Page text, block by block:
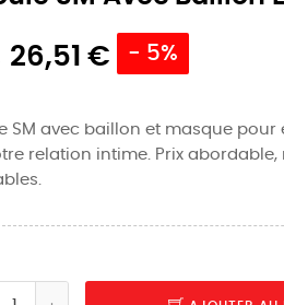
26,51 € - 5%
SM avec baillon et masque
relation intime. Prix